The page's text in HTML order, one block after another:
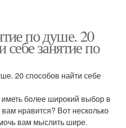
по душе. 20
себе занятие по
20 способов найти себе
иметь более широкий выбор в
нравится? Вот несколько
вам мыслить шире.